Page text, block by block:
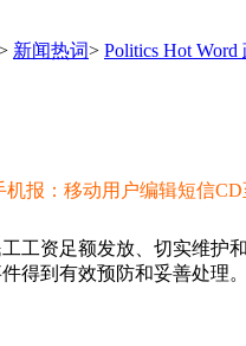
新闻热词> Politics Hot Word
报：移动用户编辑短信CD
工资足额发放、切实维护
得到有效预防和妥善处理。